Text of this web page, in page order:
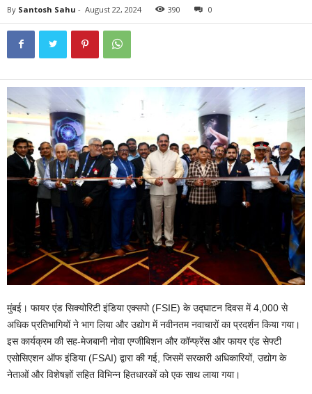
By Santosh Sahu - August 22, 2024 390 0
मुंबई। फायर एंड सिक्योरिटी इंडिया एक्सपो (FSIE) के उद्घाटन दिवस में 4,000 से
अधिक प्रतिभागियों ने भाग लिया और उद्योग में नवीनतम नवाचारों का प्रदर्शन किया गया।
इस कार्यक्रम की सह-मेजबानी नोवा एग्जीबिशन और कॉन्फ्रेंस और फायर एंड सेफ्टी
एसोसिएशन ऑफ इंडिया (FSAI) द्वारा की गई, जिसमें सरकारी अधिकारियों, उद्योग के
नेताओं और विशेषज्ञों सहित विभिन्न हितधारकों को एक साथ लाया गया।